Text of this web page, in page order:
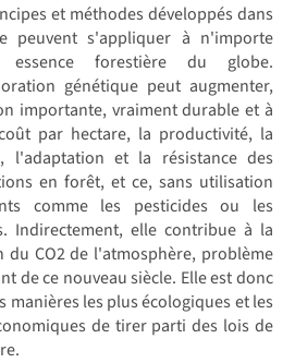
et méthodes développés dans
peuvent s'appliquer à n'importe
essence forestière du globe.
génétique peut augmenter,
importante, vraiment durable et à
par hectare, la productivité, la
l'adaptation et la résistance des
en forêt, et ce, sans utilisation
comme les pesticides ou les
Indirectement, elle contribue à la
du CO2 de l'atmosphère, problème
de ce nouveau siècle. Elle est donc
manières les plus écologiques et les
de tirer parti des lois de